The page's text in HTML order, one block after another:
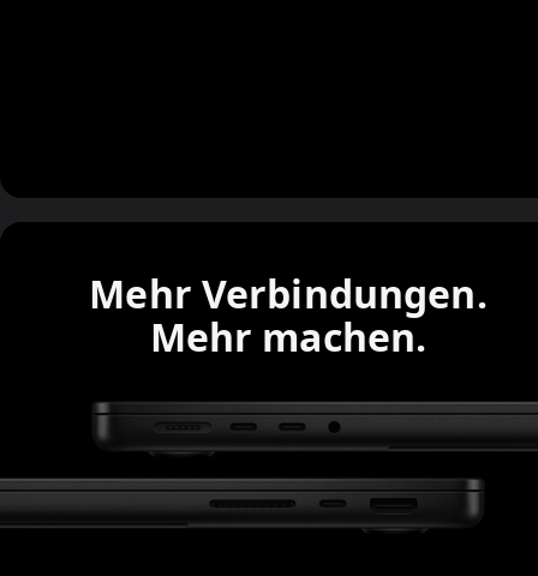
Mehr Verbindungen.
Mehr machen.